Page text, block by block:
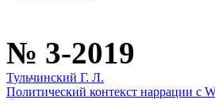
№ 3-2019
Тульчинский Г. Л.
Политический контекст наррации с